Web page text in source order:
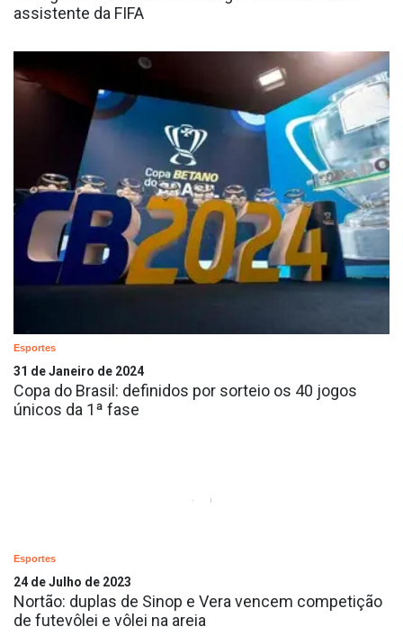
assistente da FIFA
Esportes
31 de Janeiro de 2024
Copa do Brasil: definidos por sorteio os 40 jogos
únicos da 1ª fase
Esportes
24 de Julho de 2023
Nortão: duplas de Sinop e Vera vencem competição
de futevôlei e vôlei na areia